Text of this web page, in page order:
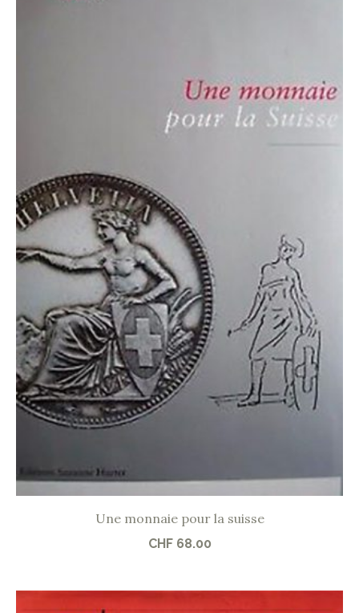
Une monnaie pour la suisse
CHF68.00